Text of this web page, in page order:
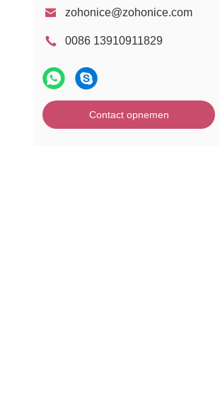
1470nm diodelaser
zohonice@zohonice.com
0086 13910911829
Contact opnemen